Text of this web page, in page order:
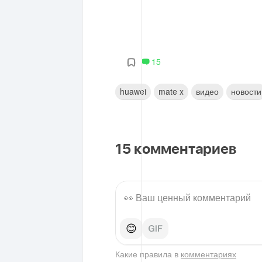
15
huawei mate x видео новости
15 комментариев
😊
Какие правила в комментариях